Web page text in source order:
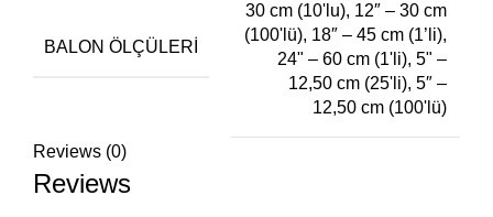
BALON ÖLÇÜLERI
30 cm (10'lu), 12″ – 30 cm
(100'lü), 18″ – 45 cm (1’li),
24" – 60 cm (1'li), 5" –
12,50 cm (25'li), 5″ –
12,50 cm (100'lü)
Reviews (0)
Reviews